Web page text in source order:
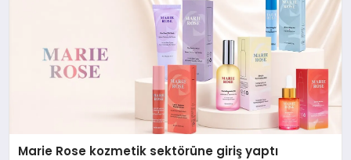
Marie Rose kozmetik sektörüne giriş yaptı